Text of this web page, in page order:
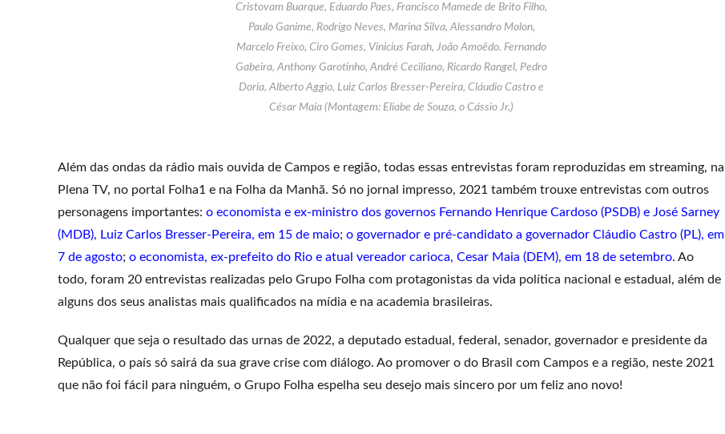
Cristovam Buarque, Eduardo Paes, Francisco Mamede de Brito Filho,
Paulo Ganime, Rodrigo Neves, Marina Silva, Alessandro Molon,
Marcelo Freixo, Ciro Gomes, Vinicius Farah, João Amoêdo. Fernando
Gabeira, Anthony Garotinho, André Ceciliano, Ricardo Rangel, Pedro
Doria, Alberto Aggio, Luiz Carlos Bresser-Pereira, Cláudio Castro e
César Maia (Montagem: Eliabe de Souza, o Cássio Jr,)
Além das ondas da rádio mais ouvida de Campos e região, todas essas entrevistas foram reproduzidas em streaming, na
Plena TV, no portal Folha1 e na Folha da Manhã. Só no jornal impresso, 2021 também trouxe entrevistas com outros
personagens importantes: o economista e ex-ministro dos governos Fernando Henrique Cardoso (PSDB) e José Sarney
(MDB), Luiz Carlos Bresser-Pereira, em 15 de maio; o governador e pré-candidato a governador Cláudio Castro (PL), em
7 de agosto; o economista, ex-prefeito do Rio e atual vereador carioca, Cesar Maia (DEM), em 18 de setembro. Ao
todo, foram 20 entrevistas realizadas pelo Grupo Folha com protagonistas da vida política nacional e estadual, além de
alguns dos seus analistas mais qualificados na mídia e na academia brasileiras.
Qualquer que seja o resultado das urnas de 2022, a deputado estadual, federal, senador, governador e presidente da
República, o país só sairá da sua grave crise com diálogo. Ao promover o do Brasil com Campos e a região, neste 2021
que não foi fácil para ninguém, o Grupo Folha espelha seu desejo mais sincero por um feliz ano novo!